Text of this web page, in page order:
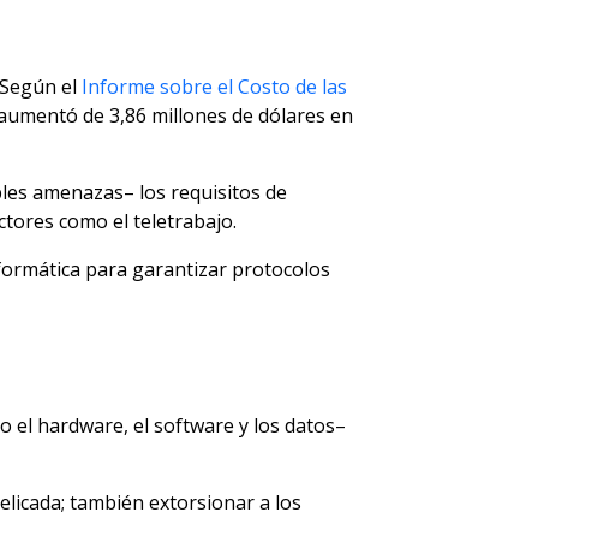
el Informe sobre el Costo de las
de 3,86 millones de dólares en
amenazas– los requisitos de
como el teletrabajo.
para garantizar protocolos
el hardware, el software y los datos–
también extorsionar a los